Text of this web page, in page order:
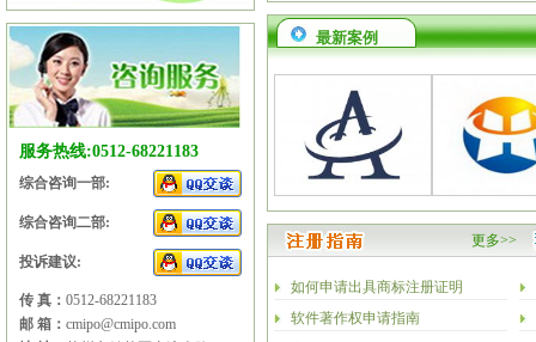
2026年清明节放假安排的通知
关于软件企业评估有关工作的通知
2026年春节放假安排的通知
2026年元旦放假安排的通知
2025年国庆节、中秋节放假安排
服务热线:0512-68221183
综合咨询一部:
综合咨询二部:
投诉建议:
传 真： 0512-68221183
邮 箱： cmipo@cmipo.com
最新案例
更多>>
如何申请出具商标注册证明
软件著作权申请指南